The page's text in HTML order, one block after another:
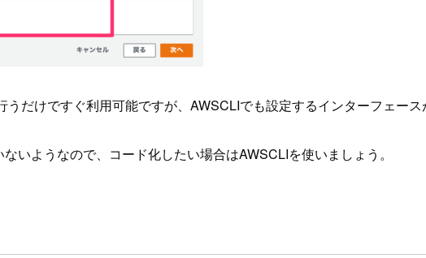
だけですぐ利用可能ですが、AWSCLIでも設定するインターフェー
いようなので、コード化したい場合はAWSCLIを使いましょう。